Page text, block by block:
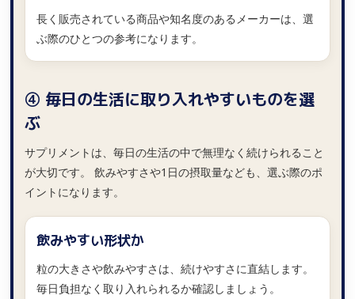
長く販売されている商品や知名度のあるメーカーは、選
ぶ際のひとつの参考になります。
④ 毎日の生活に取り入れやすいものを選
ぶ
サプリメントは、毎日の生活の中で無理なく続けられること
が大切です。 飲みやすさや1日の摂取量なども、選ぶ際のポ
イントになります。
飲みやすい形状か
粒の大きさや飲みやすさは、続けやすさに直結します。
毎日負担なく取り入れられるか確認しましょう。